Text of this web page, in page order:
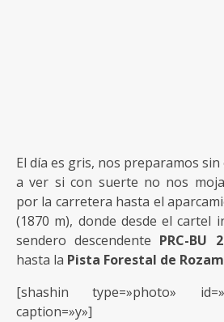
El día es gris, nos preparamos
a ver si con suerte no nos
por la carretera hasta el
(1870 m), donde desde el cartel
sendero descendente PRC-BU
hasta la Pista Forestal de
[shashin type=»photo»
caption=»y»]